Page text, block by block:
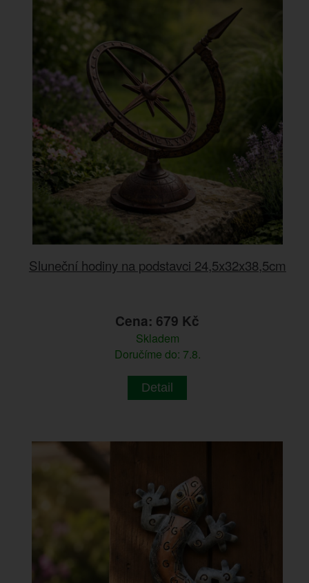
Sluneční hodiny na podstavci 24,5x32x38,5cm
Cena: 679 Kč
Skladem
Doručíme do: 7.8.
Detail